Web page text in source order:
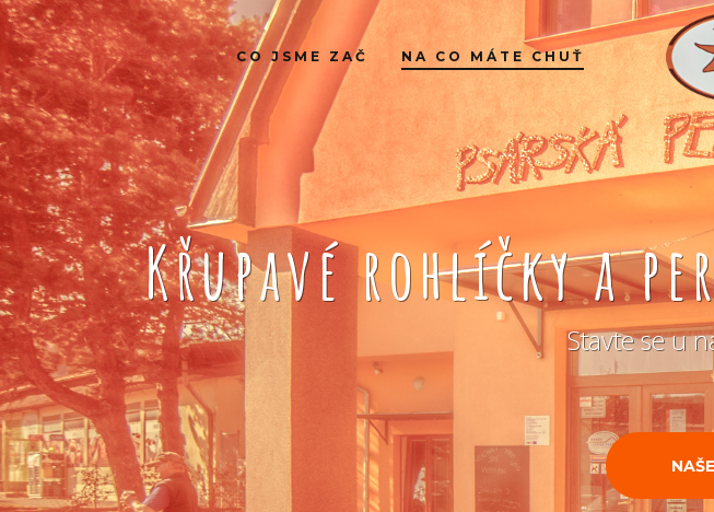
CO JSME ZAČ NA CO MÁTE CHUŤ
Křupavé rohlíčky a
Stavte se u